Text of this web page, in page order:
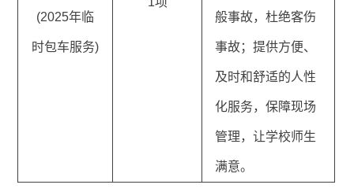
(2025年临
时包车服务)
般事故，杜绝客伤
事故；提供方便、
及时和舒适的人性
化服务，保障现场
管理，让学校师生
满意。